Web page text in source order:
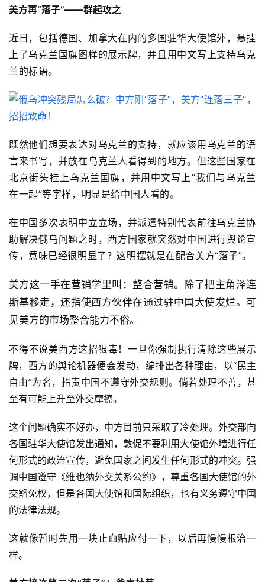
美方再“落子”——群起攻之
近日，包括德国、加拿大在内的多国驻华大使馆外，悬挂
上了乌克兰国旗图样的展示牌，并且用中文写上支持乌克
兰的标语。
既然他们想要表达对乌克兰的支持，就应该用乌克兰的语
言来书写，并放在乌克兰人看得到的地方。但这些国家在
北京街头挂上乌克兰国旗，并用中文写上“我们与乌克兰
在一起”等字样，明显是给中国人看的。
在中国多次表明中立立场，并派遣特别代表前往乌克兰协
助解决俄乌问题之时，西方国家就突然对中国进行舆论宣
传，意味已经很明显了？这明摆就是在配合美方“落子”。
美方这一手在营销学里叫：整合营销。除了把主角泽连
斯基移走，还指使西方伙伴在通过驻中国大使发烂。可
见美方的市场整合能力不俗。
不得不说美西方这招狠毒！一旦你强制执行清除这些展示
牌，西方的舆论机器便会发动，编排出各种理由，以“民主
自由”为名，指责中国不遵守外交规则。倘若处理不善，甚
至有可能上升至外交摩擦。
这个问题确实不好办，中方目前只采取了冷处理。外交部向
各国驻华大使馆发出通知，敦促不要利用大使馆外墙进行任
何形式的政治宣传，避免国家之间发生任何形式的冲突。强
调中国遵守《维也纳外交关系公约》，尊重各国大使馆的外
交豁免权，但是各国大使馆和国际组织，也有义务遵守中国
的法律法规。
这就像暂时先用一块止血贴应付一下，以后再慢慢根治一
样。